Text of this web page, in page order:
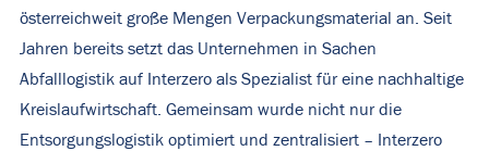
österreichweit große Mengen Verpackungsmaterial an. Seit
Jahren bereits setzt das Unternehmen in Sachen
Abfalllogistik auf Interzero als Spezialist für eine nachhaltige
Kreislaufwirtschaft. Gemeinsam wurde nicht nur die
Entsorgungslogistik optimiert und zentralisiert – Interzero